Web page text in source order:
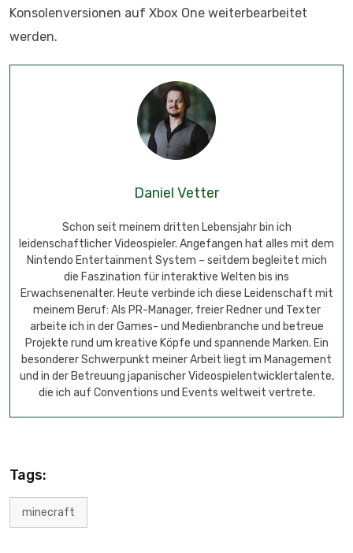
Konsolenversionen auf Xbox One weiterbearbeitet
werden.
Daniel Vetter
Schon seit meinem dritten Lebensjahr bin ich
leidenschaftlicher Videospieler. Angefangen hat alles mit dem
Nintendo Entertainment System – seitdem begleitet mich
die Faszination für interaktive Welten bis ins
Erwachsenenalter. Heute verbinde ich diese Leidenschaft mit
meinem Beruf: Als PR-Manager, freier Redner und Texter
arbeite ich in der Games- und Medienbranche und betreue
Projekte rund um kreative Köpfe und spannende Marken. Ein
besonderer Schwerpunkt meiner Arbeit liegt im Management
und in der Betreuung japanischer Videospielentwicklertalente,
die ich auf Conventions und Events weltweit vertrete.
Tags:
minecraft